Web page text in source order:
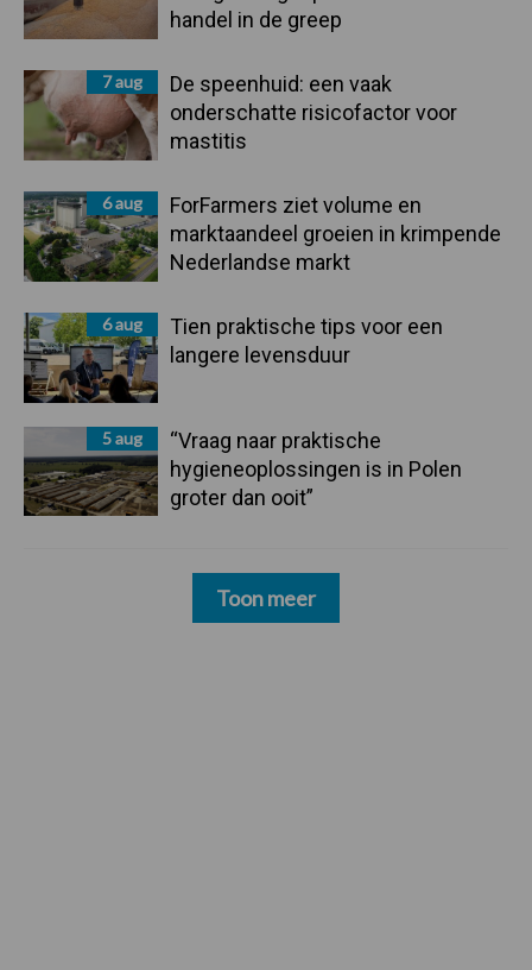
handel in de greep
7 aug
De speenhuid: een vaak
onderschatte risicofactor voor
mastitis
6 aug
ForFarmers ziet volume en
marktaandeel groeien in krimpende
Nederlandse markt
6 aug
Tien praktische tips voor een
langere levensduur
5 aug
“Vraag naar praktische
hygieneoplossingen is in Polen
groter dan ooit”
Toon meer